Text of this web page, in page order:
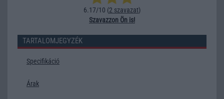
6.17/10 (2 szavazat)
Szavazzon Ön is!
TARTALOMJEGYZÉK
Specifikáció
Árak